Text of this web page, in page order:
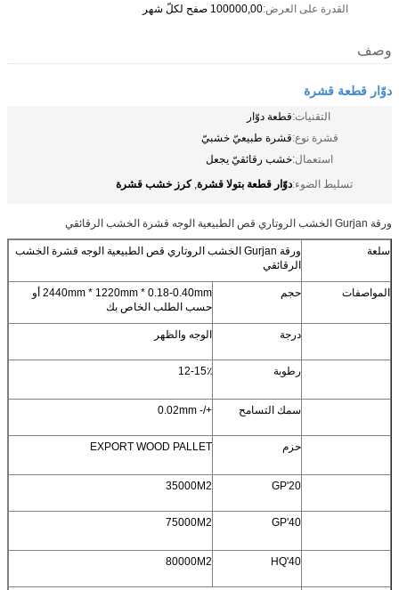
القدرة على العرض:100000,00 صفح لكلّ شهر
وصف
دوّار قطعة قشرة
التقنيات:قطعة دوّار
قشرة نوع:قشرة طبيعيّ خشبيّ
استعمال:خشب رقائقيّ يجعل
تسليط الضوء:دوّار قطعة بتولا قشرة,كرز خشب قشرة
ورقة Gurjan الخشب الروتاري قص الطبيعية الوجه قشرة الخشب الرقائقي
سلعة
ورقة Gurjan الخشب الروتاري قص الطبيعية الوجه قشرة الخشب
الرقائقي
المواصفات حجم
2440mm * 1220mm * 0.18-0.40mm أو
حسب الطلب الخاص بك
درجة الوجه والظهر
رطوبة 12-15٪
سمك التسامح +/- 0.02mm
حزم EXPORT WOOD PALLET
20'GP
35000M2
40'GP
75000M2
40'HQ
80000M2